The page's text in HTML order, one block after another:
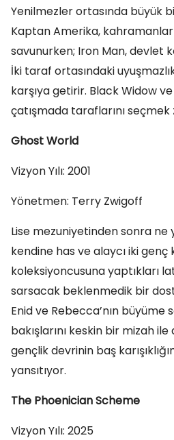
Yenilmezler ortasında büyük
Kaptan Amerika,
savunurken; Iron Man, devlet
İki taraf ortasındaki
karşıya getirir. Black Widow
çatışmada taraflarını seçmek
Ghost World
Vizyon Yılı: 2001
Yönetmen: Terry Zwigoff
Lise mezuniyetinden sonra ne
kendine has ve alaycı iki genç
koleksiyoncusuna yaptıkları
sarsacak beklenmedik bir
Enid ve Rebecca’nın büyüme
bakışlarını keskin bir mizah
gençlik devrinin baş
yansıtıyor.
The Phoenician Scheme
Vizyon Yılı: 2025